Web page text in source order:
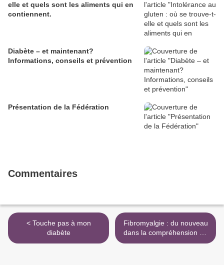
elle et quels sont les aliments qui en
contiennent.
Diabète – et maintenant?
Informations, conseils et prévention
Présentation de la Fédération
Commentaires
< Touche pas à mon
diabète
Fibromyalgie : du nouveau
dans la compréhension de
la maladie >